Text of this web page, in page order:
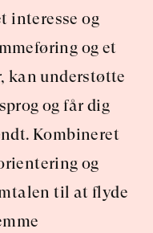
interesse og
og et
kan understøtte
og får dig
Kombineret
og
til at flyde